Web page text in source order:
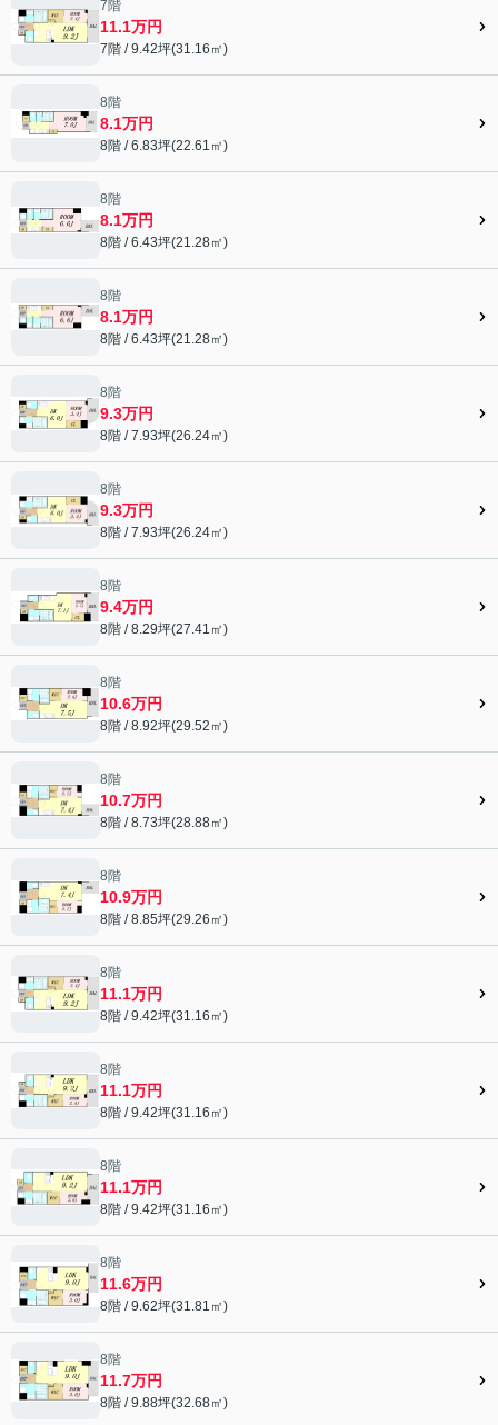
7階
11.1万円
7階 / 9.42坪(31.16㎡)
8階
8.1万円
8階 / 6.83坪(22.61㎡)
8階
8.1万円
8階 / 6.43坪(21.28㎡)
8階
8.1万円
8階 / 6.43坪(21.28㎡)
8階
9.3万円
8階 / 7.93坪(26.24㎡)
8階
9.3万円
8階 / 7.93坪(26.24㎡)
8階
9.4万円
8階 / 8.29坪(27.41㎡)
8階
10.6万円
8階 / 8.92坪(29.52㎡)
8階
10.7万円
8階 / 8.73坪(28.88㎡)
8階
10.9万円
8階 / 8.85坪(29.26㎡)
8階
11.1万円
8階 / 9.42坪(31.16㎡)
8階
11.1万円
8階 / 9.42坪(31.16㎡)
8階
11.1万円
8階 / 9.42坪(31.16㎡)
8階
11.6万円
8階 / 9.62坪(31.81㎡)
8階
11.7万円
8階 / 9.88坪(32.68㎡)